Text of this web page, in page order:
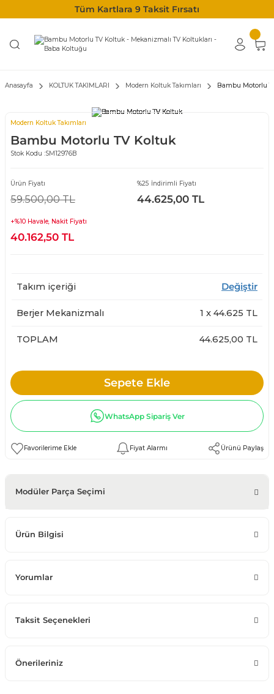
Tüm Kartlara 9 Taksit Fırsatı
Anasayfa KOLTUK TAKIMLARI Modern Koltuk Takımları Bambu Motorlu
Modern Koltuk Takımları
Bambu Motorlu TV Koltuk
Stok Kodu :SM12976B
Ürün Fiyatı
59.500,00 TL
%25 İndirimli Fiyatı
44.625,00 TL
+%10 Havale, Nakit Fiyatı
40.162,50 TL
Takım içeriği Değiştir
Berjer Mekanizmalı 1 x 44.625 TL
TOPLAM 44.625,00 TL
Sepete Ekle
WhatsApp Sipariş Ver
Fiyat Alarmı Ürünü Paylaş
Modüler Parça Seçimi
Ürün Bilgisi
Yorumlar
Taksit Seçenekleri
Önerileriniz